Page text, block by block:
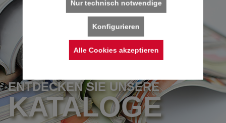
ENTDECKEN SIE UNSERE
KATALOGE
Nur technisch notwendige
Konfigurieren
Alle Cookies akzeptieren